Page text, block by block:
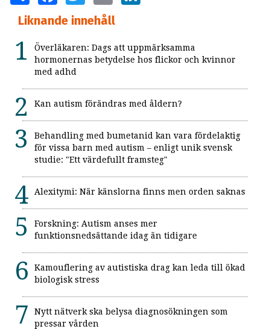
Liknande innehåll
Överläkaren: Dags att uppmärksamma
hormonernas betydelse hos flickor och kvinnor
med adhd
Kan autism förändras med åldern?
Behandling med bumetanid kan vara fördelaktig
för vissa barn med autism – enligt unik svensk
studie: "Ett värdefullt framsteg"
Alexitymi: När känslorna finns men orden saknas
Forskning: Autism anses mer
funktionsnedsättande idag än tidigare
Kamouflering av autistiska drag kan leda till ökad
biologisk stress
Nytt nätverk ska belysa diagnosökningen som
pressar vården